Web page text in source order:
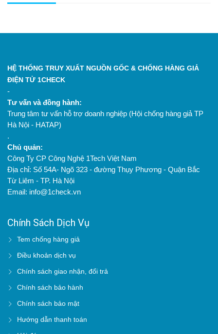
HỆ THỐNG TRUY XUẤT NGUỒN GỐC & CHỐNG HÀNG GIẢ
ĐIỆN TỬ 1CHECK
-
Tư vấn và đồng hành:
Trung tâm tư vấn hỗ trợ doanh nghiệp (Hội chống hàng giả TP
Hà Nội - HATAP)
.
Chủ quản:
Công Ty CP Công Nghệ 1Tech Việt Nam
Địa chỉ: Số 54A- Ngõ 323 - đường Thụy Phương - Quận Bắc
Từ Liêm - TP. Hà Nội
Email: info@1check.vn
Chính Sách Dịch Vụ
Tem chống hàng giả
Điều khoản dịch vụ
Chính sách giao nhận, đổi trả
Chính sách bảo hành
Chính sách bảo mật
Hướng dẫn thanh toán